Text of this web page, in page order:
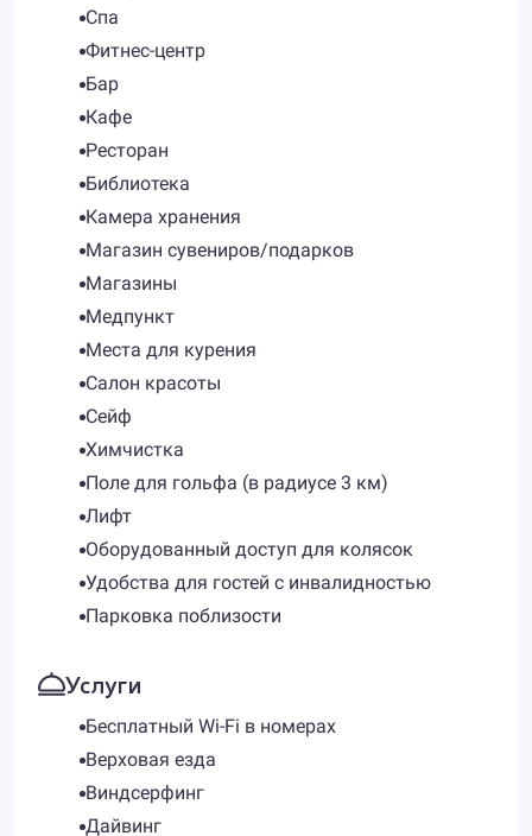
Спа
Фитнес-центр
Бар
Кафе
Ресторан
Библиотека
Камера хранения
Магазин сувениров/подарков
Магазины
Медпункт
Места для курения
Салон красоты
Сейф
Химчистка
Поле для гольфа (в радиусе 3 км)
Лифт
Оборудованный доступ для колясок
Удобства для гостей с инвалидностью
Парковка поблизости
Услуги
Бесплатный Wi-Fi в номерах
Верховая езда
Виндсерфинг
Дайвинг